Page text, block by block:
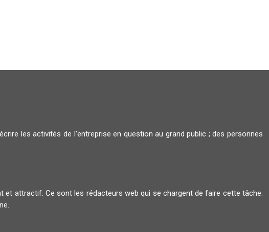
les activités de l'entreprise en question au grand public ; des personnes
attractif. Ce sont les rédacteurs web qui se chargent de faire cette tâche.